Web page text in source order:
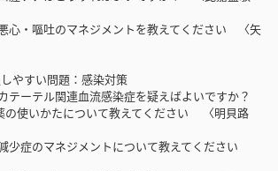
心・嘔吐のマネジメントを教えてください 〈矢
やすい問題：感染対策
テーテル関連血流感染症を疑えばよいですか？
いかたについて教えてください 〈明貝路
少症のマネジメントについて教えてください